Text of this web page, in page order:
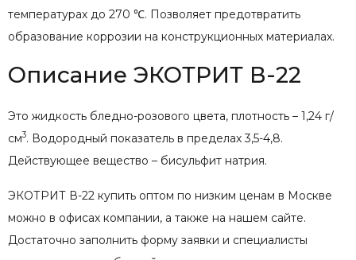
температурах до 270 ℃. Позволяет предотвратить
образование коррозии на конструкционных материалах.
Описание ЭКОТРИТ В-22
Это жидкость бледно-розового цвета, плотность – 1,24 г/
см3. Водородный показатель в пределах 3,5-4,8.
Действующее вещество – бисульфит натрия.
ЭКОТРИТ В-22 купить оптом по низким ценам в Москве
можно в офисах компании, а также на нашем сайте.
Достаточно заполнить форму заявки и специалисты